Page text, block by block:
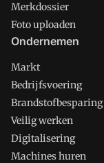
Merkdossier
Foto uploaden
Ondernemen
Markt
Bedrijfsvoering
Brandstofbesparing
Veilig werken
Digitalisering
Machines huren